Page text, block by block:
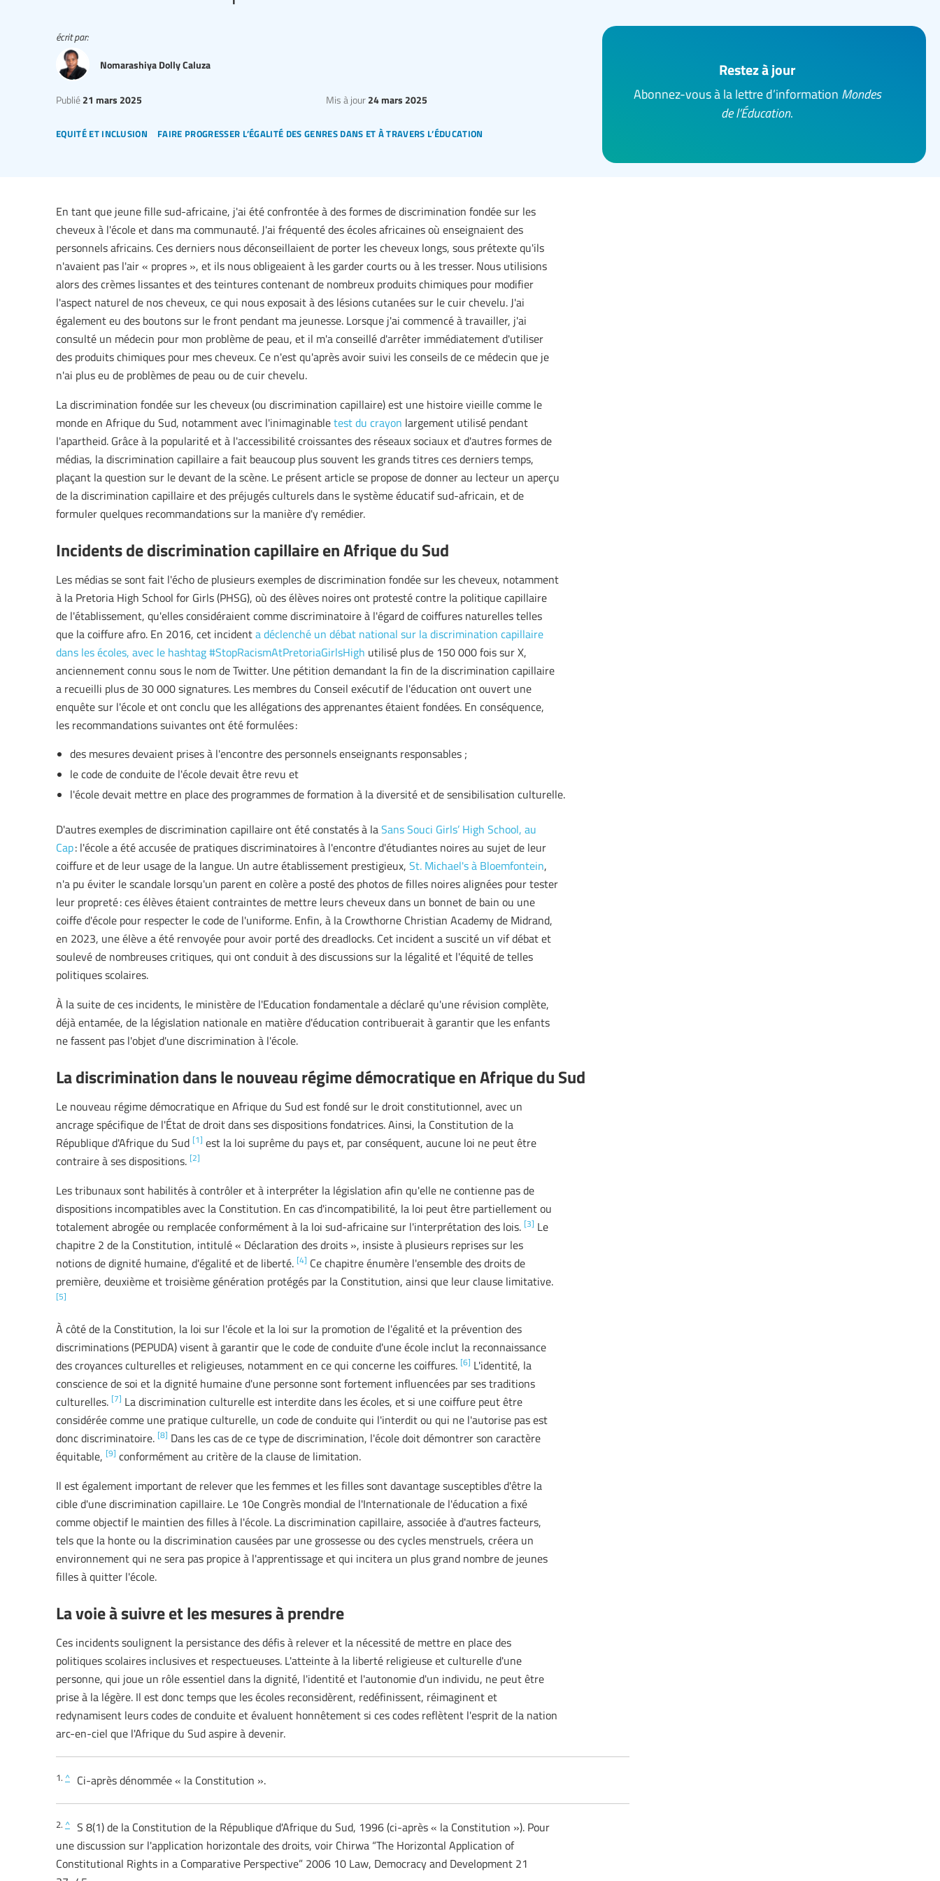
equité et inclusion faire progresser l’égalité des genres dans et à travers l’éducation
Publié 21 mars 2025 Mis à jour24 mars 2025
écrit par:
Nomarashiya Dolly Caluza Restez à jour
Abonnez-vous à la lettre d’information Mondes
de l’Éducation.
En tant que jeune fille sud-africaine, j'ai été confrontée à des formes de discrimination fondée sur les
cheveux à l'école et dans ma communauté. J'ai fréquenté des écoles africaines où enseignaient des
personnels africains. Ces derniers nous déconseillaient de porter les cheveux longs, sous prétexte qu'ils
n'avaient pas l'air « propres », et ils nous obligeaient à les garder courts ou à les tresser. Nous utilisions
alors des crèmes lissantes et des teintures contenant de nombreux produits chimiques pour modifier
l'aspect naturel de nos cheveux, ce qui nous exposait à des lésions cutanées sur le cuir chevelu. J'ai
également eu des boutons sur le front pendant ma jeunesse. Lorsque j'ai commencé à travailler, j'ai
consulté un médecin pour mon problème de peau, et il m'a conseillé d'arrêter immédiatement d'utiliser
des produits chimiques pour mes cheveux. Ce n'est qu'après avoir suivi les conseils de ce médecin que je
n'ai plus eu de problèmes de peau ou de cuir chevelu.
La discrimination fondée sur les cheveux (ou discrimination capillaire) est une histoire vieille comme le
monde en Afrique du Sud, notamment avec l'inimaginabletest du crayon largement utilisé pendant
l'apartheid. Grâce à la popularité et à l'accessibilité croissantes des réseaux sociaux et d'autres formes de
médias, la discrimination capillaire a fait beaucoup plus souvent les grands titres ces derniers temps,
plaçant la question sur le devant de la scène. Le présent article se propose de donner au lecteur un aperçu
de la discrimination capillaire et des préjugés culturels dans le système éducatif sud-africain, et de
formuler quelques recommandations sur la manière d'y remédier.
Incidents de discrimination capillaire en Afrique du Sud
Les médias se sont fait l'écho de plusieurs exemples de discrimination fondée sur les cheveux, notamment
à la Pretoria High School for Girls (PHSG), où des élèves noires ont protesté contre la politique capillaire
de l'établissement, qu'elles considéraient comme discriminatoire à l'égard de coiffures naturelles telles
que la coiffure afro. En 2016, cet incidenta déclenché un débat national sur la discrimination capillaire
dans les écoles, avec le hashtag #StopRacismAtPretoriaGirlsHigh utilisé plus de 150 000 fois sur X,
anciennement connu sous le nom de Twitter. Une pétition demandant la fin de la discrimination capillaire
a recueilli plus de 30 000 signatures. Les membres du Conseil exécutif de l'éducation ont ouvert une
enquête sur l'école et ont conclu que les allégations des apprenantes étaient fondées. En conséquence,
les recommandations suivantes ont été formulées :
des mesures devaient prises à l'encontre des personnels enseignants responsables ;
le code de conduite de l'école devait être revu et
l'école devait mettre en place des programmes de formation à la diversité et de sensibilisation culturelle.
D'autres exemples de discrimination capillaire ont été constatés à laSans Souci Girls’ High School, au
Cap: l'école a été accusée de pratiques discriminatoires à l'encontre d'étudiantes noires au sujet de leur
coiffure et de leur usage de la langue. Un autre établissement prestigieux, St. Michael's à Bloemfontein,
n'a pu éviter le scandale lorsqu'un parent en colère a posté des photos de filles noires alignées pour tester
leur propreté : ces élèves étaient contraintes de mettre leurs cheveux dans un bonnet de bain ou une
coiffe d'école pour respecter le code de l'uniforme. Enfin, à la Crowthorne Christian Academy de Midrand,
en 2023, une élève a été renvoyée pour avoir porté des dreadlocks. Cet incident a suscité un vif débat et
soulevé de nombreuses critiques, qui ont conduit à des discussions sur la légalité et l'équité de telles
politiques scolaires.
À la suite de ces incidents, le ministère de l'Education fondamentale a déclaré qu'une révision complète,
déjà entamée, de la législation nationale en matière d'éducation contribuerait à garantir que les enfants
ne fassent pas l'objet d'une discrimination à l'école.
La discrimination dans le nouveau régime démocratique en Afrique du Sud
Le nouveau régime démocratique en Afrique du Sud est fondé sur le droit constitutionnel, avec un
ancrage spécifique de l'État de droit dans ses dispositions fondatrices. Ainsi, la Constitution de la
République d'Afrique du Sud [1] est la loi suprême du pays et, par conséquent, aucune loi ne peut être
contraire à ses dispositions. [2]
Les tribunaux sont habilités à contrôler et à interpréter la législation afin qu'elle ne contienne pas de
dispositions incompatibles avec la Constitution. En cas d'incompatibilité, la loi peut être partiellement ou
totalement abrogée ou remplacée conformément à la loi sud-africaine sur l'interprétation des lois. [3] Le
chapitre 2 de la Constitution, intitulé « Déclaration des droits », insiste à plusieurs reprises sur les
notions de dignité humaine, d'égalité et de liberté. [4] Ce chapitre énumère l'ensemble des droits de
première, deuxième et troisième génération protégés par la Constitution, ainsi que leur clause limitative.
[5]
À côté de la Constitution, la loi sur l'école et la loi sur la promotion de l'égalité et la prévention des
discriminations (PEPUDA) visent à garantir que le code de conduite d'une école inclut la reconnaissance
des croyances culturelles et religieuses, notamment en ce qui concerne les coiffures. [6] L'identité, la
conscience de soi et la dignité humaine d'une personne sont fortement influencées par ses traditions
culturelles. [7] La discrimination culturelle est interdite dans les écoles, et si une coiffure peut être
considérée comme une pratique culturelle, un code de conduite qui l'interdit ou qui ne l'autorise pas est
donc discriminatoire. [8] Dans les cas de ce type de discrimination, l'école doit démontrer son caractère
équitable, [9] conformément au critère de la clause de limitation.
Il est également important de relever que les femmes et les filles sont davantage susceptibles d'être la
cible d'une discrimination capillaire. Le 10e Congrès mondial de l'Internationale de l'éducation a fixé
comme objectif le maintien des filles à l'école. La discrimination capillaire, associée à d'autres facteurs,
tels que la honte ou la discrimination causées par une grossesse ou des cycles menstruels, créera un
environnement qui ne sera pas propice à l'apprentissage et qui incitera un plus grand nombre de jeunes
filles à quitter l'école.
La voie à suivre et les mesures à prendre
Ces incidents soulignent la persistance des défis à relever et la nécessité de mettre en place des
politiques scolaires inclusives et respectueuses. L'atteinte à la liberté religieuse et culturelle d'une
personne, qui joue un rôle essentiel dans la dignité, l'identité et l'autonomie d'un individu, ne peut être
prise à la légère. Il est donc temps que les écoles reconsidèrent, redéfinissent, réimaginent et
redynamisent leurs codes de conduite et évaluent honnêtement si ces codes reflètent l'esprit de la nation
arc-en-ciel que l'Afrique du Sud aspire à devenir.
1. ^ Ci-après dénommée « la Constitution ».
2. ^ S 8(1) de la Constitution de la République d'Afrique du Sud, 1996 (ci-après « la Constitution »). Pour
une discussion sur l'application horizontale des droits, voir Chirwa “The Horizontal Application of
Constitutional Rights in a Comparative Perspective” 2006 10 Law, Democracy and Development 21